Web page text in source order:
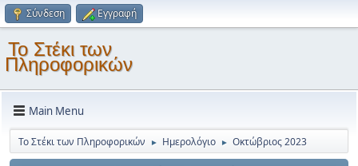
Σύνδεση Εγγραφή
Το Στέκι των
Πληροφορικών
Main Menu
Το Στέκι των Πληροφορικών ► Ημερολόγιο ► Οκτώβριος 2023